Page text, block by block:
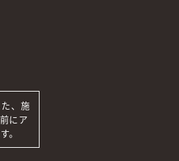
保護されています。
8. メールによるお問合せについて
電子メールでお問合せいただき
た、施
に ア
。